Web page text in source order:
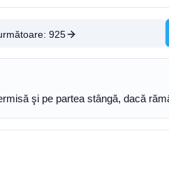
925
şi pe partea stângă, dacă